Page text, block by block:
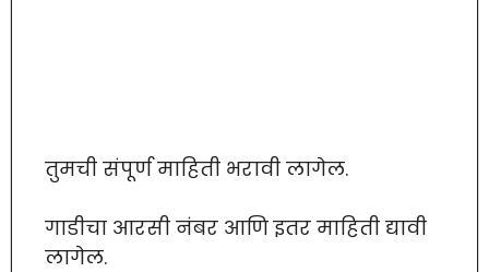
तुमची संपूर्ण माहिती भरावी लागेल.
गाडीचा आरसी नंबर आणि इतर माहिती द्यावी
लागेल.